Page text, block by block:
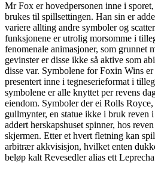
Mr Fox er hovedpersonen inne i
brukes til spillsettingen. Han sin er
variere allting andre symboler og
funksjonene er utrolig morsomme i
fenomenale animasjoner, som grunnet
gevinster er disse ikke så aktive som
disse var. Symbolene for Foxin Wins
presentert inne i tegneserieformat i
symbolene er alle knyttet per revens
eiendom. Symboler der ei Rolls
gullmynter, en statue ikke i bruk reven
addert herskapshuset spinner, hos
skjermen. Etter et hvert fletning kan
arbitrær akkvisisjon, hvilket enten
beløp kalt Revesedler alias ett